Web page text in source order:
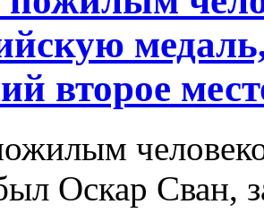
второе
Оскар Сван,